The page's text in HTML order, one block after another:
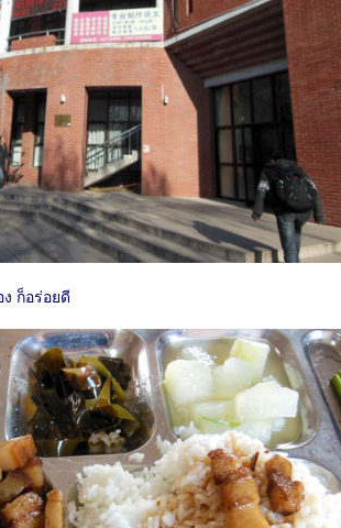
ก็อร่อยดี